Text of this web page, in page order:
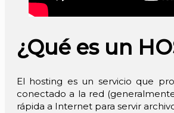
¿Qué es un
El hosting es un servicio que
conectado a la red
rápida a Internet para servir